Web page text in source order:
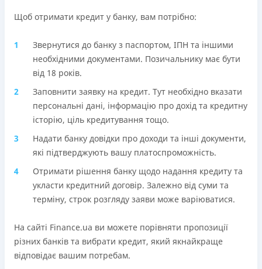
Щоб отримати кредит у банку, вам потрібно:
Звернутися до банку з паспортом, ІПН та іншими
необхідними документами. Позичальнику має бути
від 18 років.
Заповнити заявку на кредит. Тут необхідно вказати
персональні дані, інформацію про дохід та кредитну
історію, ціль кредитування тощо.
Надати банку довідки про доходи та інші документи,
які підтверджують вашу платоспроможність.
Отримати рішення банку щодо надання кредиту та
укласти кредитний договір. Залежно від суми та
терміну, строк розгляду заяви може варіюватися.
На сайті Finance.ua ви можете порівняти пропозиції
різних банків та вибрати кредит, який якнайкраще
відповідає вашим потребам.